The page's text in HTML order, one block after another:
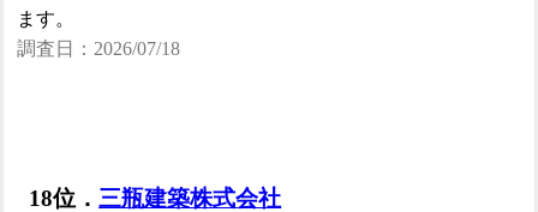
ます。
調査日：2026/07/18
18位． 三瓶建築株式会社